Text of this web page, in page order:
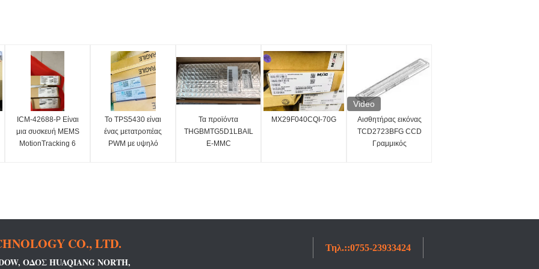
ICM-42688-P Είναι
μια συσκευή MEMS
MotionTracking 6
Το TPS5430 είναι
ένας μετατροπέας
PWM με υψηλό
Τα προϊόντα
THGBMTG5D1LBAIL
E-MMC
MX29F040CQI-70G
Video
Αισθητήρας εικόνας
TCD2723BFG CCD
Γραμμικός
CO., LTD.
ΟΔΌΣ HUAQIANG NORTH,
Τηλ.::0755-23933424